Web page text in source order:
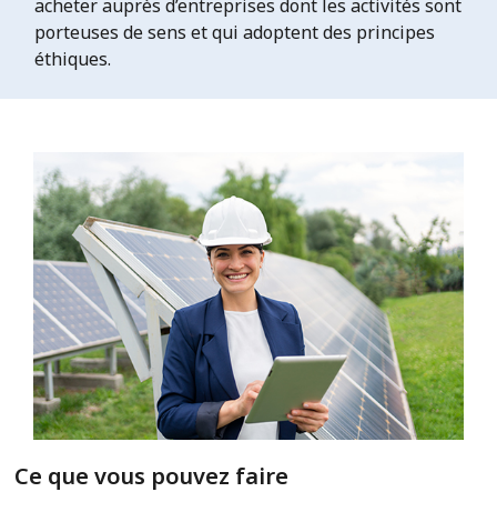
acheter auprès d’entreprises dont les activités sont
porteuses de sens et qui adoptent des principes
éthiques.
Ce que vous pouvez faire